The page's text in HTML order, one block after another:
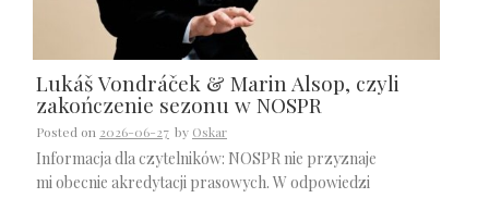
Lukáš Vondráček & Marin Alsop, czyli
zakończenie sezonu w NOSPR
Posted on 2026-06-27 by Oskar
Informacja dla czytelników: NOSPR nie przyznaje
mi obecnie akredytacji prasowych. W odpowiedzi